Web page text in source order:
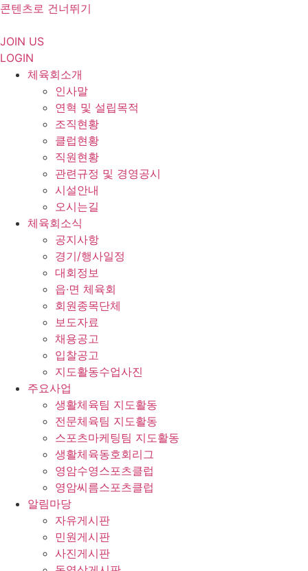
콘텐츠로 건너뛰기
JOIN US
LOGIN
체육회소개
인사말
연혁 및 설립목적
조직현황
클럽현황
직원현황
관련규정 및 경영공시
시설안내
오시는길
체육회소식
공지사항
경기/행사일정
대회정보
읍·면 체육회
회원종목단체
보도자료
채용공고
입찰공고
지도활동수업사진
주요사업
생활체육팀 지도활동
전문체육팀 지도활동
스포츠마케팅팀 지도활동
생활체육동호회리그
영암수영스포츠클럽
영암씨름스포츠클럽
알림마당
자유게시판
민원게시판
사진게시판